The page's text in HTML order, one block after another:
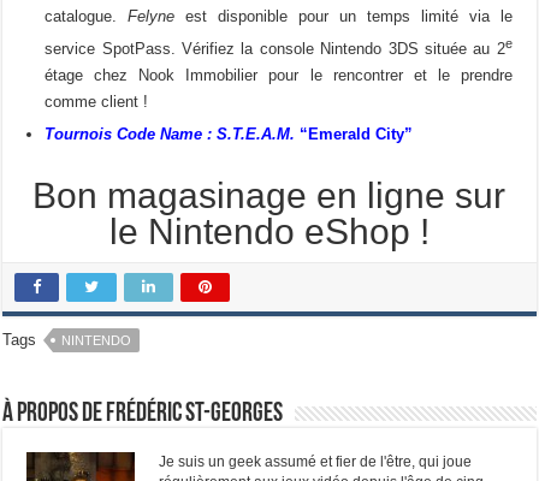
catalogue.Felyne est disponible pour un temps limité via le
service SpotPass. Vérifiez la console Nintendo 3DS située au 2e
étage chez Nook Immobilier pour le rencontrer et le prendre
comme client !
Tournois Code Name : S.T.E.A.M. “Emerald City”
Bon magasinage en ligne sur
le Nintendo eShop !
Tags NINTENDO
À propos de Frédéric St-Georges
Je suis un geek assumé et fier de l'être, qui joue